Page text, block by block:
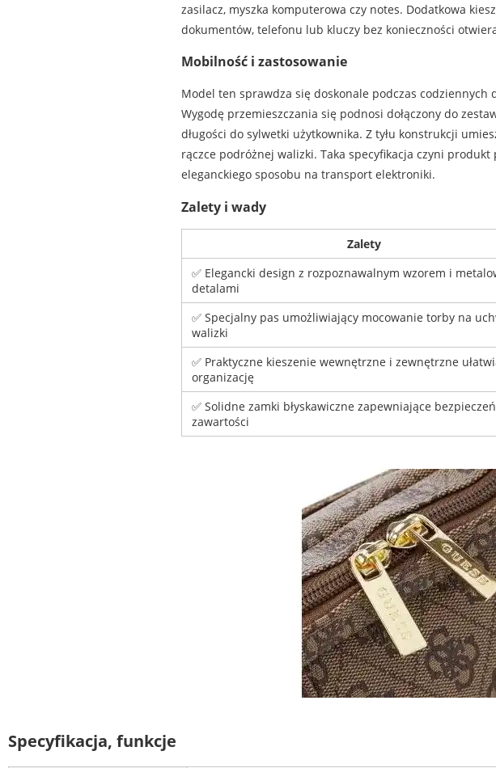
zasilacz, myszka komputerowa czy notes. Dodatkowa
dokumentów, telefonu lub kluczy bez konieczności
Mobilność i zastosowanie
Model ten sprawdza się doskonale podczas codziennych
Wygodę przemieszczania się podnosi dołączony do
długości do sylwetki użytkownika. Z tyłu konstrukcji
rączce podróżnej walizki. Taka specyfikacja czyni
eleganckiego sposobu na transport elektroniki.
Zalety i wady
Zalety
✅ Elegancki design z rozpoznawalnym wzorem i
detalami
✅ Specjalny pas umożliwiający mocowanie torby na
walizki
✅ Praktyczne kieszenie wewnętrzne i zewnętrzne
organizację
✅ Solidne zamki błyskawiczne zapewniające
zawartości
Specyfikacja, funkcje